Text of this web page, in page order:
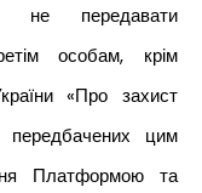
не передавати
особам, крім
«Про захист
передбачених цим
Платформою та